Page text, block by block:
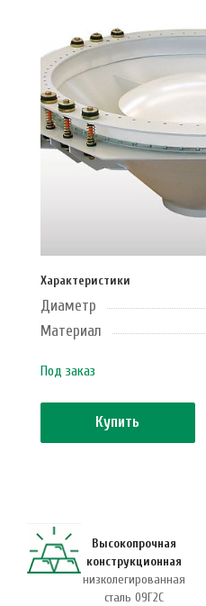
Характеристики
Диаметр
Материал
Под заказ
Купить
Высокопрочная
конструкционная
низколегированная
сталь 09Г2С